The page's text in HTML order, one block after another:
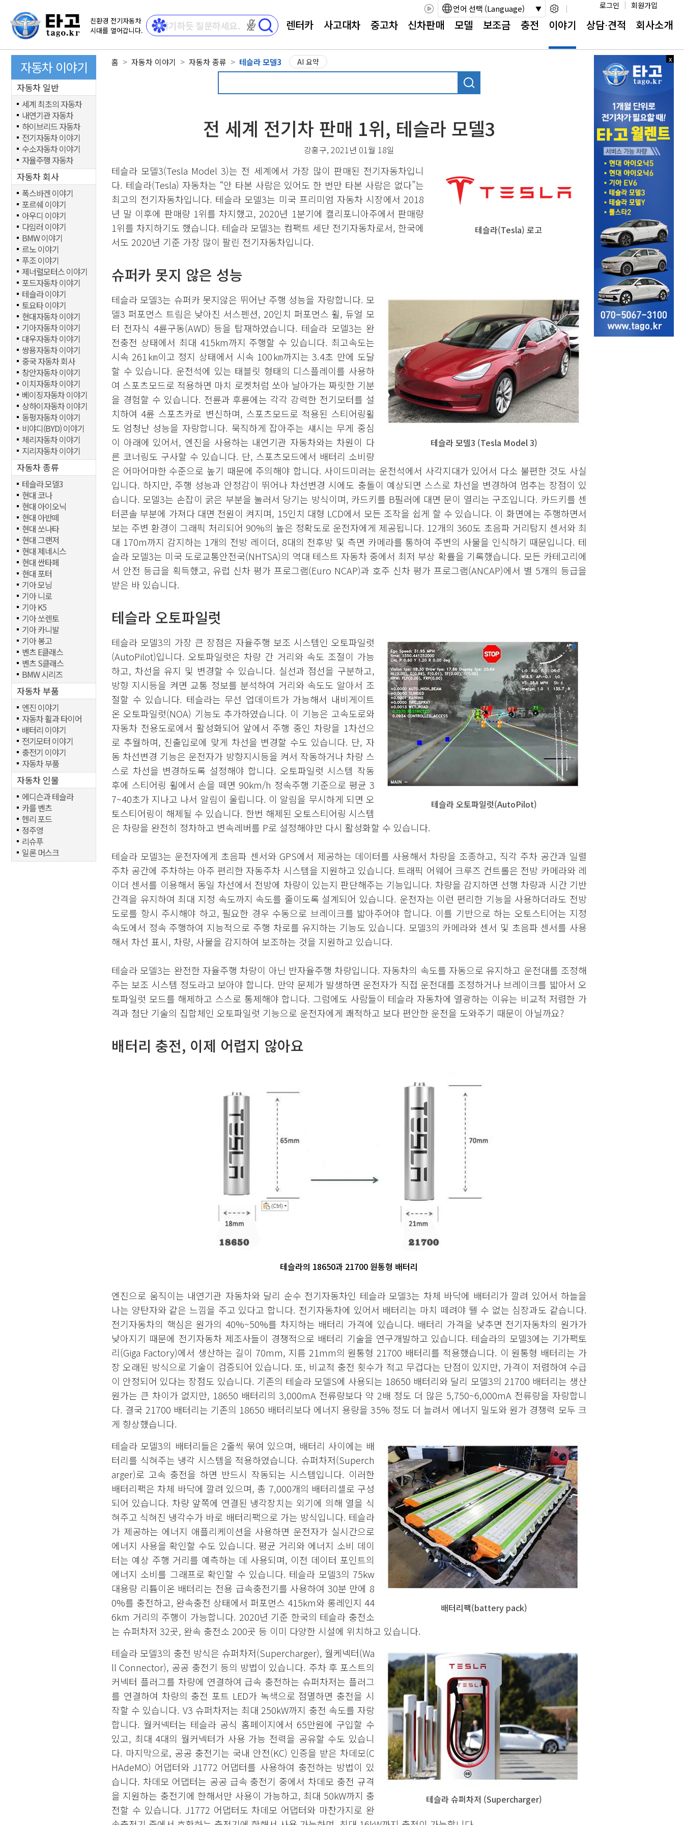
친환경 전기자동차
시대를 열어갑니다.
마이크 권한이 필요합니다
로그인 회원가입
언어 선택 (Language)
렌터카 사고대차 중고차 신차판매 모델 보조금 충전 이야기 상담⋅견적 회사소개
홈 자동차 이야기 자동차 종류 테슬라 모델3 AI 요약
자동차 이야기
자동차 일반
세계 최초의 자동차
내연기관 자동차
하이브리드 자동차
전기자동차 이야기
수소자동차 이야기
자율주행 자동차
자동차 회사
폭스바겐 이야기
포르쉐 이야기
아우디 이야기
다임러 이야기
BMW 이야기
르노 이야기
푸조 이야기
제너럴모터스 이야기
포드자동차 이야기
테슬라 이야기
토요타 이야기
현대자동차 이야기
기아자동차 이야기
대우자동차 이야기
쌍용자동차 이야기
중국 자동차 회사
창안자동차 이야기
이치자동차 이야기
베이징자동차 이야기
상하이자동차 이야기
동펑자동차 이야기
비야디(BYD) 이야기
체리자동차 이야기
지리자동차 이야기
자동차 종류
테슬라 모델3
현대 코나
현대 아이오닉
현대 아반떼
현대 쏘나타
현대 그랜저
현대 제네시스
현대 싼타페
현대 포터
기아 모닝
기아 니로
기아 K5
기아 쏘렌토
기아 카니발
기아 봉고
벤츠 E클래스
벤츠 S클래스
BMW 시리즈
자동차 부품
엔진 이야기
자동차 휠과 타이어
배터리 이야기
전기모터 이야기
충전기 이야기
자동차 부품
자동차 인물
에디슨과 테슬라
카를 벤츠
헨리 포드
정주영
리슈푸
일론 머스크
전 세계 전기차 판매 1위, 테슬라 모델3
강홍구, 2021년 01월 18일
테슬라(Tesla) 로고
테슬라 모델3(Tesla Model 3)는 전 세계에서 가장 많이 판매된 전기자동차입니
다. 테슬라(Tesla) 자동차는 “안 타본 사람은 있어도 한 번만 타본 사람은 없다”는
최고의 전기자동차입니다. 테슬라 모델3는 미국 프리미엄 자동차 시장에서 2018
년 말 이후에 판매량 1위를 차지했고, 2020년 1분기에 캘리포니아주에서 판매량
1위를 차지하기도 했습니다. 테슬라 모델3는 컴팩트 세단 전기자동차로서, 한국에
서도 2020년 기준 가장 많이 팔린 전기자동차입니다.
슈퍼카 못지 않은 성능
테슬라 모델3 (Tesla Model 3)
테슬라 모델3는 슈퍼카 못지않은 뛰어난 주행 성능을 자랑합니다. 모
델3 퍼포먼스 트림은 낮아진 서스펜션, 20인치 퍼포먼스 휠, 듀얼 모
터 전자식 4륜구동(AWD) 등을 탑재하였습니다. 테슬라 모델3는 완
전충전 상태에서 최대 415km까지 주행할 수 있습니다. 최고속도는
시속 261㎞이고 정지 상태에서 시속 100㎞까지는 3.4초 만에 도달
할 수 있습니다. 운전석에 있는 태블릿 형태의 디스플레이를 사용하
여 스포츠모드로 적용하면 마치 로켓처럼 쏘아 날아가는 짜릿한 기분
을 경험할 수 있습니다. 전륜과 후륜에는 각각 강력한 전기모터를 설
치하여 4륜 스포츠카로 변신하며, 스포츠모드로 적용된 스티어링휠
도 엄청난 성능을 자랑합니다. 묵직하게 잡아주는 섀시는 무게 중심
이 아래에 있어서, 엔진을 사용하는 내연기관 자동차와는 차원이 다
른 코너링도 구사할 수 있습니다. 단, 스포츠모드에서 배터리 소비량
은 어마어마한 수준으로 높기 때문에 주의해야 합니다. 사이드미러는 운전석에서 사각지대가 있어서 다소 불편한 것도 사실
입니다. 하지만, 주행 성능과 안정감이 뛰어나 차선변경 시에도 충돌이 예상되면 스스로 차선을 변경하여 멈추는 장점이 있
습니다. 모델3는 손잡이 굵은 부분을 눌러서 당기는 방식이며, 카드키를 B필러에 대면 문이 열리는 구조입니다. 카드키를 센
터콘솔 부분에 가져다 대면 전원이 켜지며, 15인치 대형 LCD에서 모든 조작을 쉽게 할 수 있습니다. 이 화면에는 주행하면서
보는 주변 환경이 그래픽 처리되어 90%의 높은 정확도로 운전자에게 제공됩니다. 12개의 360도 초음파 거리탐지 센서와 최
대 170m까지 감지하는 1개의 전방 레이더, 8대의 전후방 및 측면 카메라를 통하여 주변의 사물을 인식하기 때문입니다. 테
슬라 모델3는 미국 도로교통안전국(NHTSA)의 역대 테스트 자동차 중에서 최저 부상 확률을 기록했습니다. 모든 카테고리에
서 안전 등급을 획득했고, 유럽 신차 평가 프로그램(Euro NCAP)과 호주 신차 평가 프로그램(ANCAP)에서 별 5개의 등급을
받은 바 있습니다.
테슬라 오토파일럿
테슬라 오토파일럿(AutoPilot)
테슬라 모델3의 가장 큰 장점은 자율주행 보조 시스템인 오토파일럿
(AutoPilot)입니다. 오토파일럿은 차량 간 거리와 속도 조절이 가능
하고, 차선을 유지 및 변경할 수 있습니다. 실선과 점선을 구분하고,
방향 지시등을 켜면 교통 정보를 분석하여 거리와 속도도 알아서 조
절할 수 있습니다. 테슬라는 무선 업데이트가 가능해서 내비게이트
온 오토파일럿(NOA) 기능도 추가하였습니다. 이 기능은 고속도로와
자동차 전용도로에서 활성화되어 앞에서 주행 중인 차량을 1차선으
로 추월하며, 진출입로에 맞게 차선을 변경할 수도 있습니다. 단, 자
동 차선변경 기능은 운전자가 방향지시등을 켜서 작동하거나 차량 스
스로 차선을 변경하도록 설정해야 합니다. 오토파일럿 시스템 작동
후에 스티어링 휠에서 손을 떼면 90km/h 정속주행 기준으로 평균 3
7~40초가 지나고 나서 알림이 울립니다. 이 알림을 무시하게 되면 오
토스티어링이 해제될 수 있습니다. 한번 해제된 오토스티어링 시스템
은 차량을 완전히 정차하고 변속레버를 P로 설정해야만 다시 활성화할 수 있습니다.
테슬라 모델3는 운전자에게 초음파 센서와 GPS에서 제공하는 데이터를 사용해서 차량을 조종하고, 직각 주차 공간과 일렬
주차 공간에 주차하는 아주 편리한 자동주차 시스템을 지원하고 있습니다. 트래픽 어웨어 크루즈 컨트롤은 전방 카메라와 레
이더 센서를 이용해서 동일 차선에서 전방에 차량이 있는지 판단해주는 기능입니다. 차량을 감지하면 선행 차량과 시간 기반
간격을 유지하여 최대 지정 속도까지 속도를 줄이도록 설계되어 있습니다. 운전자는 이런 편리한 기능을 사용하더라도 전방
도로를 항시 주시해야 하고, 필요한 경우 수동으로 브레이크를 밟아주어야 합니다. 이를 기반으로 하는 오토스티어는 지정
속도에서 정속 주행하여 지능적으로 주행 차로를 유지하는 기능도 있습니다. 모델3의 카메라와 센서 및 초음파 센서를 사용
해서 차선 표시, 차량, 사물을 감지하여 보조하는 것을 지원하고 있습니다.
테슬라 모델3는 완전한 자율주행 차량이 아닌 반자율주행 차량입니다. 자동차의 속도를 자동으로 유지하고 운전대를 조정해
주는 보조 시스템 정도라고 보아야 합니다. 만약 문제가 발생하면 운전자가 직접 운전대를 조정하거나 브레이크를 밟아서 오
토파일럿 모드를 해제하고 스스로 통제해야 합니다. 그럼에도 사람들이 테슬라 자동차에 열광하는 이유는 비교적 저렴한 가
격과 첨단 기술의 집합체인 오토파일럿 기능으로 운전자에게 쾌적하고 보다 편안한 운전을 도와주기 때문이 아닐까요?
배터리 충전, 이제 어렵지 않아요
테슬라의 18650과 21700 원통형 배터리
엔진으로 움직이는 내연기관 자동차와 달리 순수 전기자동차인 테슬라 모델3는 차체 바닥에 배터리가 깔려 있어서 하늘을
나는 양탄자와 같은 느낌을 주고 있다고 합니다. 전기자동차에 있어서 배터리는 마치 떼려야 뗄 수 없는 심장과도 같습니다.
전기자동차의 핵심은 원가의 40%~50%를 차지하는 배터리 가격에 있습니다. 배터리 가격을 낮추면 전기자동차의 원가가
낮아지기 때문에 전기자동차 제조사들이 경쟁적으로 배터리 기술을 연구개발하고 있습니다. 테슬라의 모델3에는 기가팩토
리(Giga Factory)에서 생산하는 길이 70mm, 지름 21mm의 원통형 21700 배터리를 적용했습니다. 이 원통형 배터리는 가
장 오래된 방식으로 기술이 검증되어 있습니다. 또, 비교적 충전 횟수가 적고 무겁다는 단점이 있지만, 가격이 저렴하여 수급
이 안정되어 있다는 장점도 있습니다. 기존의 테슬라 모델S에 사용되는 18650 배터리와 달리 모델3의 21700 배터리는 생산
원가는 큰 차이가 없지만, 18650 배터리의 3,000mA 전류량보다 약 2배 정도 더 많은 5,750~6,000mA 전류량을 자랑합니
다. 결국 21700 배터리는 기존의 18650 배터리보다 에너지 용량을 35% 정도 더 늘려서 에너지 밀도와 원가 경쟁력 모두 크
게 향상했습니다.
배터리팩(battery pack)
테슬라 모델3의 배터리들은 2줄씩 묶여 있으며, 배터리 사이에는 배
터리를 식혀주는 냉각 시스템을 적용하였습니다. 슈퍼차저(Superch
arger)로 고속 충전을 하면 반드시 작동되는 시스템입니다. 이러한
배터리팩은 차체 바닥에 깔려 있으며, 총 7,000개의 배터리셀로 구성
되어 있습니다. 차량 앞쪽에 연결된 냉각장치는 외기에 의해 열을 식
혀주고 식혀진 냉각수가 바로 배터리팩으로 가는 방식입니다. 테슬라
가 제공하는 에너지 애플리케이션을 사용하면 운전자가 실시간으로
에너지 사용을 확인할 수도 있습니다. 평균 거리와 에너지 소비 데이
터는 예상 주행 거리를 예측하는 데 사용되며, 이전 데이터 포인트의
에너지 소비를 그래프로 확인할 수 있습니다. 테슬라 모델3의 75kw
대용량 리튬이온 배터리는 전용 급속충전기를 사용하여 30분 만에 8
0%를 충전하고, 완속충전 상태에서 퍼포먼스 415km와 롱레인지 44
6km 거리의 주행이 가능합니다. 2020년 기준 한국의 테슬라 충전소
는 슈퍼차저 32곳, 완속 충전소 200곳 등 이미 다양한 시설에 위치하고 있습니다.
테슬라 슈퍼차저 (Supercharger)
테슬라 모델3의 충전 방식은 슈퍼차저(Supercharger), 월케넥터(Wa
ll Connector), 공공 충전기 등의 방법이 있습니다. 주차 후 포스트의
커넥터 플러그를 차량에 연결하여 급속 충전하는 슈퍼차저는 플러그
를 연결하여 차량의 충전 포트 LED가 녹색으로 점멸하면 충전을 시
작할 수 있습니다. V3 슈퍼차저는 최대 250kW까지 충전 속도를 자랑
합니다. 월커넥터는 테슬라 공식 홈페이지에서 65만원에 구입할 수
있고, 최대 4대의 월커넥터가 사용 가능 전력을 공유할 수도 있습니
다. 마지막으로, 공공 충전기는 국내 안전(KC) 인증을 받은 차데모(C
HAdeMO) 어댑터와 J1772 어댑터를 사용하여 충전하는 방법이 있
습니다. 차데모 어댑터는 공공 급속 충전기 중에서 차데모 충전 규격
을 지원하는 충전기에 한해서만 사용이 가능하고, 최대 50kW까지 충
전할 수 있습니다. J1772 어댑터도 차데모 어댑터와 마찬가지로 완
x
x